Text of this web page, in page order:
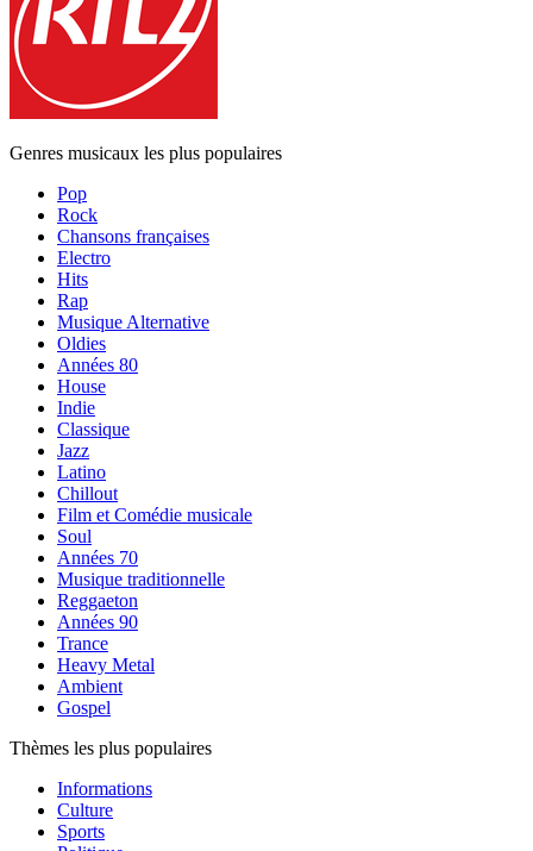
Genres musicaux les plus populaires
Pop
Rock
Chansons françaises
Electro
Hits
Rap
Musique Alternative
Oldies
Années 80
House
Indie
Classique
Jazz
Latino
Chillout
Film et Comédie musicale
Soul
Années 70
Musique traditionnelle
Reggaeton
Années 90
Trance
Heavy Metal
Ambient
Gospel
Thèmes les plus populaires
Informations
Culture
Sports